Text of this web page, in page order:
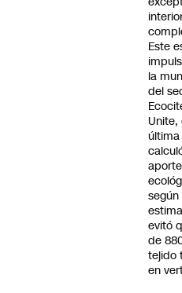
Este
la
del
Unite,
aporte
según
evitó
de
tejido
en